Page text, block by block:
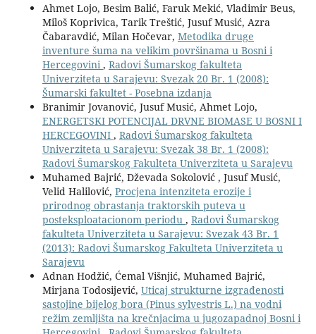
Ahmet Lojo, Besim Balić, Faruk Mekić, Vladimir Beus,
Miloš Koprivica, Tarik Treštić, Jusuf Musić, Azra
Čabaravdić, Milan Hočevar, Metodika druge
inventure šuma na velikim površinama u Bosni i
Hercegovini , Radovi Šumarskog fakulteta
Univerziteta u Sarajevu: Svezak 20 Br. 1 (2008):
Šumarski fakultet - Posebna izdanja
Branimir Jovanović, Jusuf Musić, Ahmet Lojo,
ENERGETSKI POTENCIJAL DRVNE BIOMASE U BOSNI I
HERCEGOVINI , Radovi Šumarskog fakulteta
Univerziteta u Sarajevu: Svezak 38 Br. 1 (2008):
Radovi Šumarskog Fakulteta Univerziteta u Sarajevu
Muhamed Bajrić, Dževada Sokolović , Jusuf Musić,
Velid Halilović, Procjena intenziteta erozije i
prirodnog obrastanja traktorskih puteva u
posteksploatacionom periodu , Radovi Šumarskog
fakulteta Univerziteta u Sarajevu: Svezak 43 Br. 1
(2013): Radovi Šumarskog Fakulteta Univerziteta u
Sarajevu
Adnan Hodžić, Ćemal Višnjić, Muhamed Bajrić,
Mirjana Todosijević, Uticaj strukturne izgrađenosti
sastojine bijelog bora (Pinus sylvestris L.) na vodni
režim zemljišta na krečnjacima u jugozapadnoj Bosni i